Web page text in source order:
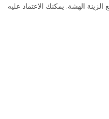
الهشة. يمكنك الاعتماد عليه